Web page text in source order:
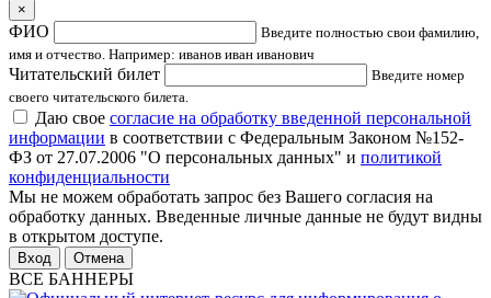
×
ФИО
Введите полностью свои фамилию,
имя и отчество. Например: иванов иван иванович
Читательский билет
Введите номер
своего читательского билета.
Даю свое согласие на обработку введенной персональной
информации в соответствии с Федеральным Законом №152-
ФЗ от 27.07.2006 "О персональных данных" и политикой
конфиденциальности
Мы не можем обработать запрос без Вашего согласия на
обработку данных. Введенные личные данные не будут видны
в открытом доступе.
Отмена
ВСЕ БАННЕРЫ